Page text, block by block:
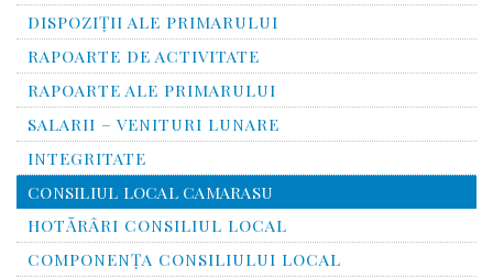
DISPOZIȚII ALE PRIMARULUI
RAPOARTE DE ACTIVITATE
RAPOARTE ALE PRIMARULUI
SALARII – VENITURI LUNARE
INTEGRITATE
CONSILIUL LOCAL CAMARASU
HOTĂRÂRI CONSILIUL LOCAL
COMPONENŢA CONSILIULUI LOCAL